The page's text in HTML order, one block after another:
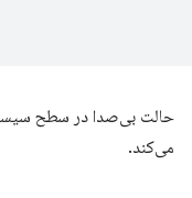
حالت بی‌صدا در سطح
می‌کند.